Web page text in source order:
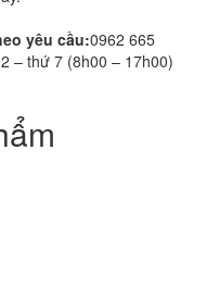
yêu cầu:0962 665
– thứ 7 (8h00 – 17h00)